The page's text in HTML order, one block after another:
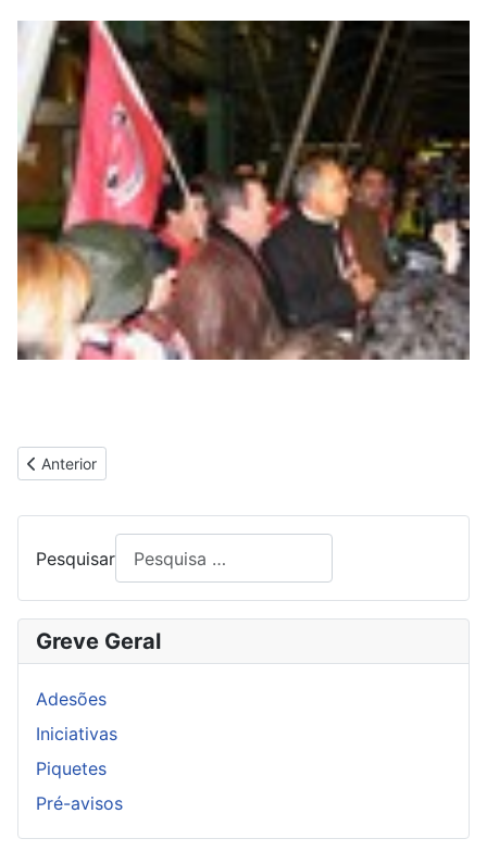
Artigo anterior: A GREVE GERAL EM ANDAMENTO
Anterior
Pesquisar
Greve Geral
Adesões
Iniciativas
Piquetes
Pré-avisos